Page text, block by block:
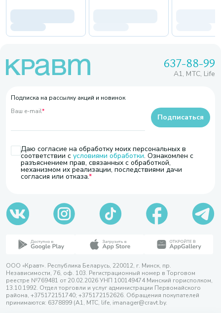
637-88-99
A1, МТС, Life
Подписка на рассылку акций и новинок
Ваш e-mail*
Даю согласие на обработку моих персональных в
соответствии с условиями обработки. Ознакомлен с
разъяснением прав, связанных с обработкой,
механизмом их реализации, последствиями дачи
согласия или отказа.
Подписаться
ООО «Кравт». Республика Беларусь, 220012, г. Минск, пр.
Независимости, 76, оф. 103. Регистрационный номер в Торговом
реестре №769481 от 20.02.2026 УНП 100149474 Минский горисполком,
13.10.1992. Отдел торговли и услуг администрации Первомайского
района, +375172151740; +375172152626. Обращения покупателей
принимаются: 6378899 (А1, МТС, life, imanager@cravt.by.